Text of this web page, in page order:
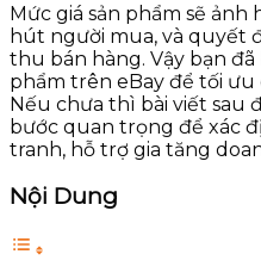
Mức giá sản phẩm sẽ
hút người mua, và quyết
thu bán hàng. Vậy bạn
phẩm trên eBay để tối
Nếu chưa thì bài viết sau
bước quan trọng để xác
tranh, hỗ trợ gia tăng
Nội Dung